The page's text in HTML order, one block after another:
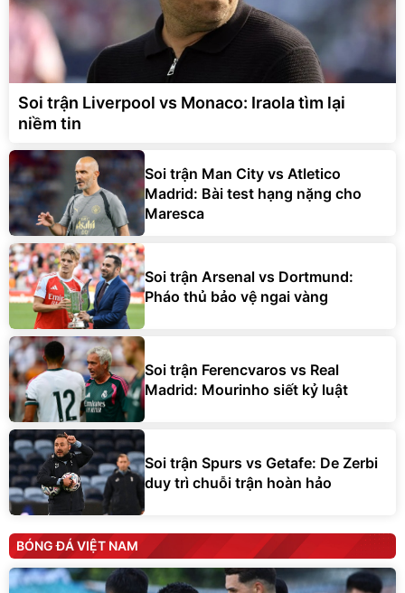
Soi trận Liverpool vs Monaco: Iraola tìm lại
niềm tin
Soi trận Man City vs Atletico
Madrid: Bài test hạng nặng cho
Maresca
Soi trận Arsenal vs Dortmund:
Pháo thủ bảo vệ ngai vàng
Soi trận Ferencvaros vs Real
Madrid: Mourinho siết kỷ luật
Soi trận Spurs vs Getafe: De Zerbi
duy trì chuỗi trận hoàn hảo
BÓNG ĐÁ VIỆT NAM